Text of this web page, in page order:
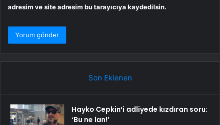
adresim ve site adresim bu tarayıcıya kaydedilsin.
Son Eklenen
Hayko Cepkin’i adliyede kızdıran soru:
‘Bu ne lan!’